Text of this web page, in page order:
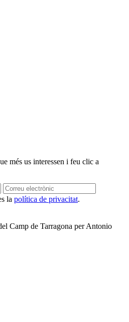
més us interessen i feu clic a
la política de privacitat.
Camp de Tarragona per Antonio